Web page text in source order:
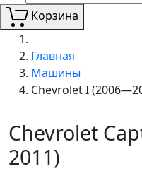
Корзина
Главная
Машины
Chevrolet I
Chevrolet
2011)